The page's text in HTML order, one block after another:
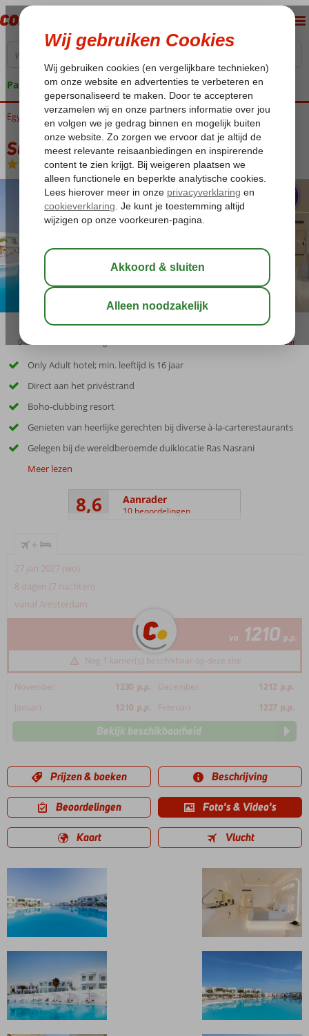
Pakketgarantie
Home
Egypte Rode Zee Sharm el Sheikh Sharks Bay Sunrise Meraki Resort SSH
Sunrise Meraki Resort SSH
All Inclusive-Hotel
04:45 bewaar
Only Adult hotel; min. leeftijd is 16 jaar
Direct aan het privéstrand
Boho-clubbing resort
Genieten van heerlijke gerechten bij diverse à-la-carterestaurants
Gelegen bij de wereldberoemde duiklocatie Ras Nasrani
Meer lezen
8,6 Aanrader
10 beoordelingen
+
27 jan 2027 (wo)
8 dagen (7 nachten)
vanaf Amsterdam
va 1210 p.p.
Nog 1 kamer(s) beschikbaar op deze site
November 1230 p.p. December 1212 p.p.
Januari
1210 p.p. Februari 1227 p.p.
Bekijk beschikbaarheid
Prijzen & boeken Beschrijving
Beoordelingen Foto's & Video's
Kaart Vlucht